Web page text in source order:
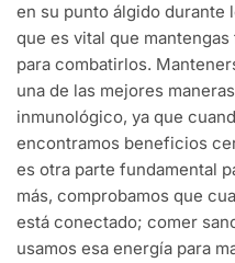
en su punto álgido durante
que es vital que mantengas
para combatirlos.
una de las mejores maneras
inmunológico, ya que
encontramos beneficios
es otra parte fundamental
más, comprobamos que
está conectado; comer
usamos esa energía para